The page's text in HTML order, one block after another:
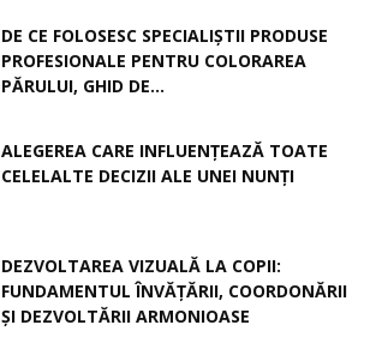
DE CE FOLOSESC SPECIALIȘTII PRODUSE
PROFESIONALE PENTRU COLORAREA
PĂRULUI, GHID DE...
ALEGEREA CARE INFLUENȚEAZĂ TOATE
CELELALTE DECIZII ALE UNEI NUNȚI
DEZVOLTAREA VIZUALĂ LA COPII:
FUNDAMENTUL ÎNVĂȚĂRII, COORDONĂRII
ȘI DEZVOLTĂRII ARMONIOASE